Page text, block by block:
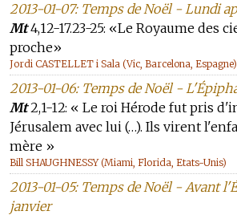
2013-01-07: Temps de Noël - Lundi
Mt4,12-17.23-25: «Le Royaume des
proche»
Jordi CASTELLET i Sala (Vic, Barcelona, Espagne)
2013-01-06: Temps de Noël -
Mt2,1-12: « Le roi Hérode fut pris
Jérusalem avec lui (…). Ils virent
mère »
Bill SHAUGHNESSY (Miami, Florida, Etats-Unis)
2013-01-05: Temps de Noël - Avant
janvier